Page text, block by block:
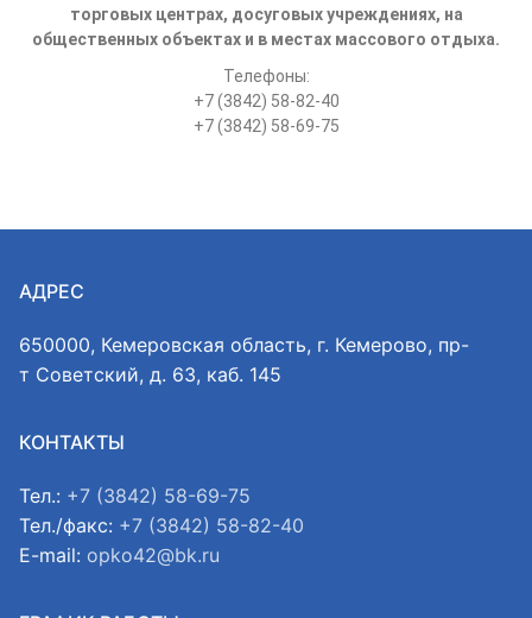
торговых центрах, досуговых учреждениях, на
общественных объектах и в местах массового отдыха.
Телефоны:
+7 (3842) 58-82-40
+7 (3842) 58-69-75
АДРЕС
650000, Кемеровская область, г. Кемерово, пр-
т Советский, д. 63, каб. 145
КОНТАКТЫ
Тел.: +7 (3842) 58-69-75
Тел./факс: +7 (3842) 58-82-40
E-mail: opko42@bk.ru